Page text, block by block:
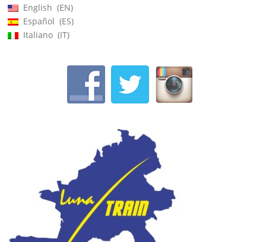
English
EN
Español
ES
Italiano
IT